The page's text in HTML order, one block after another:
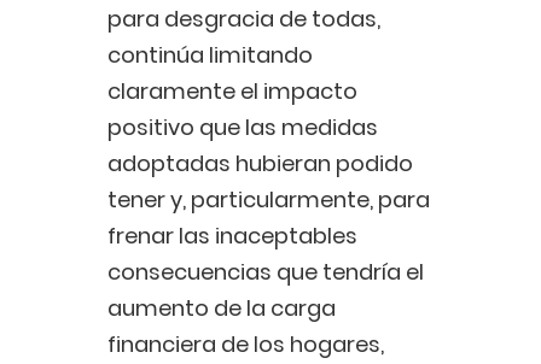
para desgracia de todas,
continúa limitando
claramente el impacto
positivo que las medidas
adoptadas hubieran podido
tener y, particularmente, para
frenar las inaceptables
consecuencias que tendría el
aumento de la carga
financiera de los hogares,